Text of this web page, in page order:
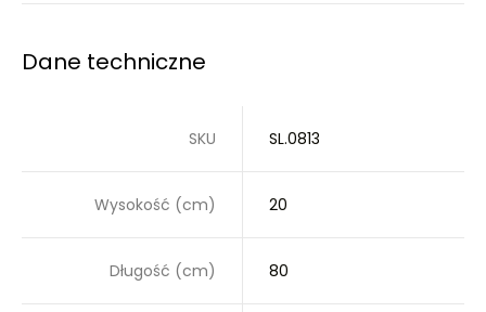
Dane techniczne
SKU SL.0813
Wysokość (cm) 20
Długość (cm) 80